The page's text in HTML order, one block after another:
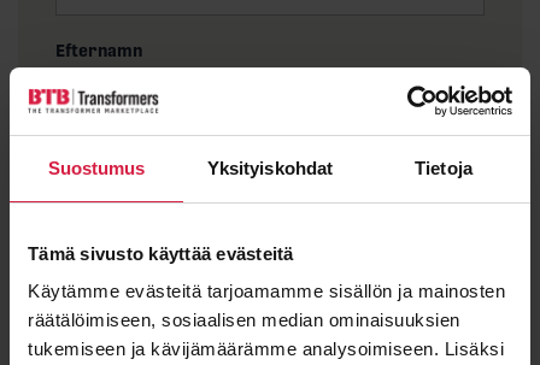
Suostumus Yksityiskohdat Tietoja
Tämä sivusto käyttää evästeitä
Käytämme evästeitä tarjoamamme sisällön ja mainosten
räätälöimiseen, sosiaalisen median ominaisuuksien
tukemiseen ja kävijämäärämme analysoimiseen. Lisäksi
Efternamn
Meddelande